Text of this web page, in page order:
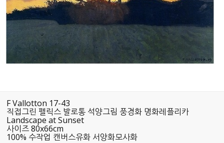
F Vallotton 17-43
직접그린 펠릭스 발로통 석양그림 풍경화 명화레플리카
Landscape at Sunset
사이즈 80x66cm
100% 수작업 캔버스유화 서양화모사화